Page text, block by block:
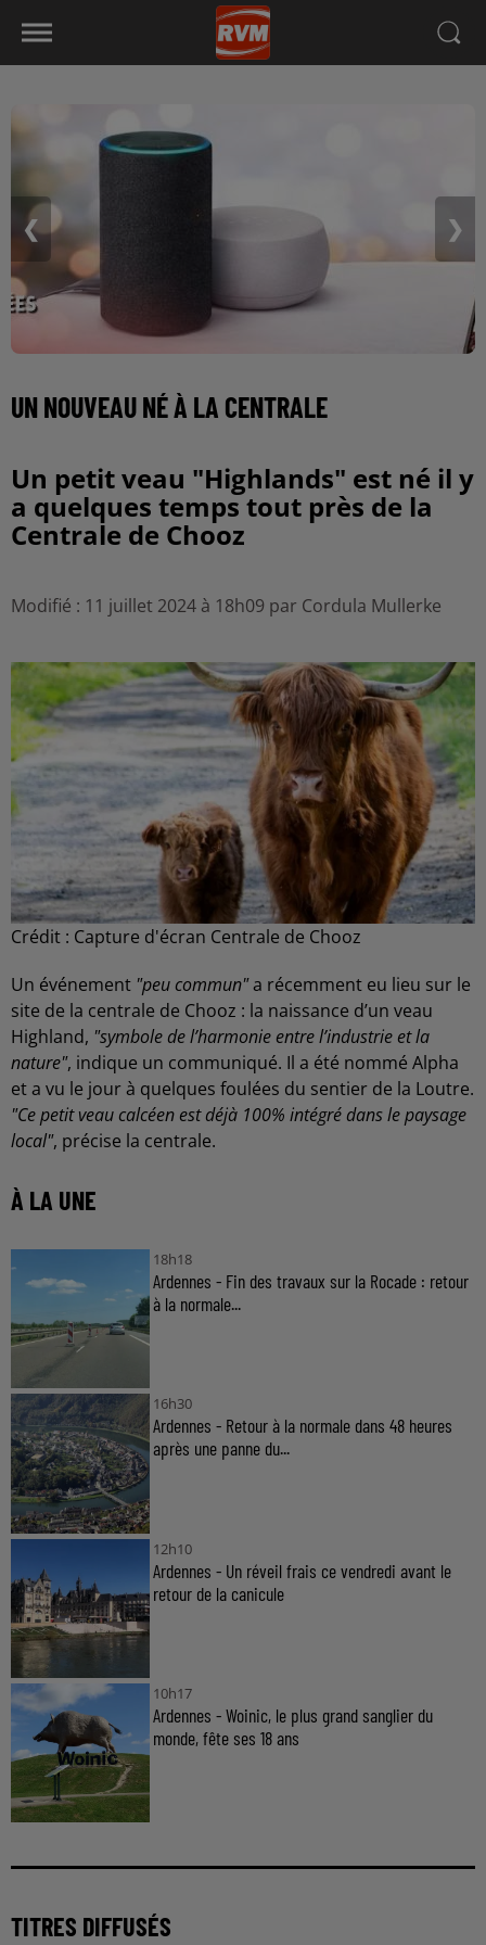
❮ ❯
UN NOUVEAU NÉ À LA CENTRALE
Un petit veau "Highlands" est né il y
a quelques temps tout près de la
Centrale de Chooz
Modifié : 11 juillet 2024 à 18h09 par Cordula Mullerke
Crédit : Capture d'écran Centrale de Chooz
Un événement "peu commun"a récemment eu lieu sur le
site de la centrale de Chooz : la naissance d’un veau
Highland, "symbole de l’harmonie entre l’industrie et la
nature", indique un communiqué. Il a été nommé Alpha
et a vu le jour à quelques foulées du sentier de la Loutre.
"Ce petit veau calcéen est déjà 100% intégré dans le paysage
local", précise la centrale.
À LA UNE
18h18
Ardennes - Fin des travaux sur la Rocade : retour
à la normale...
16h30
Ardennes - Retour à la normale dans 48 heures
après une panne du...
12h10
Ardennes - Un réveil frais ce vendredi avant le
retour de la canicule
10h17
Ardennes - Woinic, le plus grand sanglier du
monde, fête ses 18 ans
TITRES DIFFUSÉS